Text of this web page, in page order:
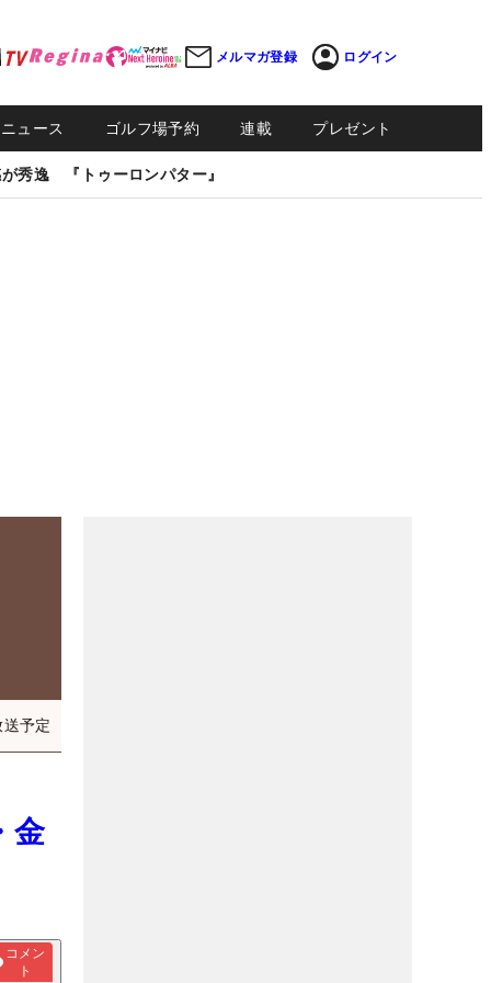
メルマガ登録 ログイン
ュース ゴルフ場予約 連載 プレゼント
秀逸 『トゥーロンパター』
予定
金
コメン
ト